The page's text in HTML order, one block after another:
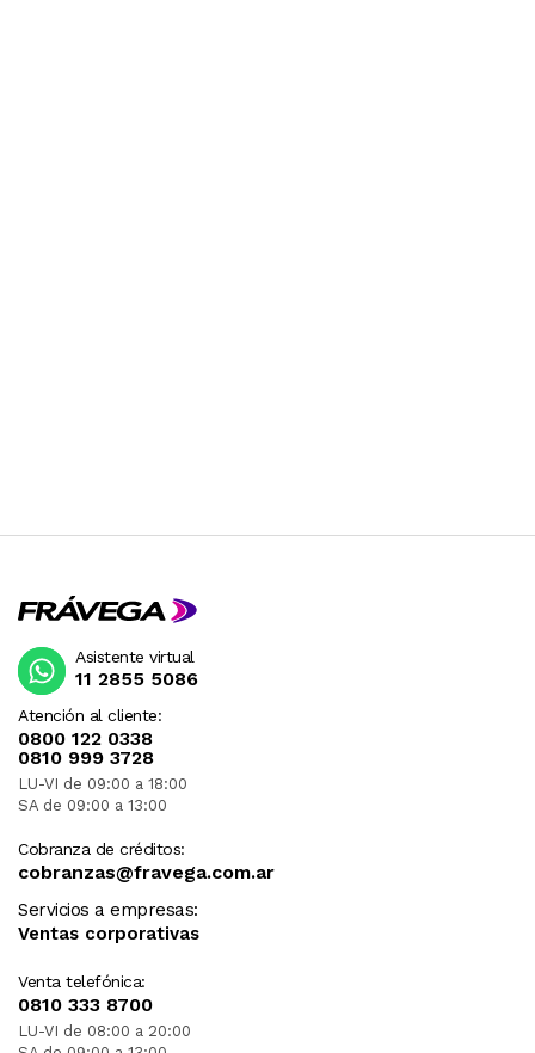
Atención al cliente:
0800 122 0338
0810 999 3728
LU-VI de 09:00 a 18:00
SA de 09:00 a 13:00
Cobranza de créditos:
cobranzas@fravega.com.ar
Servicios a empresas:
Ventas corporativas
Venta telefónica:
0810 333 8700
LU-VI de 08:00 a 20:00
Asistente virtual
11 2855 5086